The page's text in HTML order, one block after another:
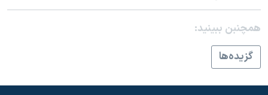
همچنبن ببینید:
گزيده‌ها